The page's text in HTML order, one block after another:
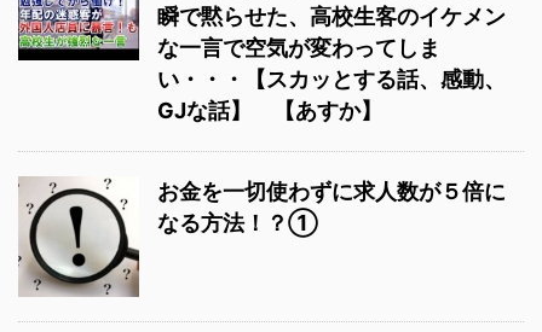
瞬で黙らせた、高校生客のイケメン
な一言で空気が変わってしま
い・・・【スカッとする話、感動、
GJな話】 【あすか】
お金を一切使わずに求人数が５倍に
なる方法！？①